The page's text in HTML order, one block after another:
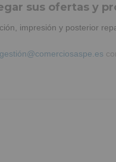
sus ofertas y
impresión y posterior
gestión@comerciosaspe.es